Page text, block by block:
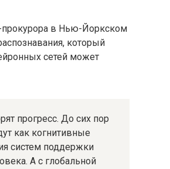
прокурора в Нью-Йоркском
который
сетей может
прогресс. До сих пор
как когнитивные
систем поддержки
А с глобальной